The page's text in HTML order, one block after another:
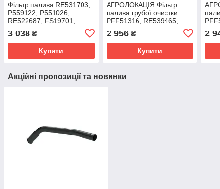
Фільтр палива RE531703,
P559122, P551026,
RE522687, FS19701,
(унікальний ID: RE531703)
3 038 ₴
Купити
АГРОЛОКАЦІЯ Фільтр
палива грубої очистки
PFF51316, RE539465,
RE532952 до John Deere
(унікальний ID: PFF51316)
2 956₴
Купити
2
Акційні пропозиції та новинки